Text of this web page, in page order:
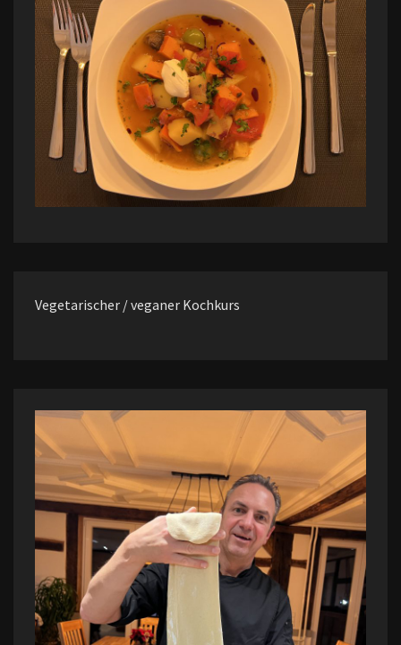
Vegetarischer / veganer Kochkurs